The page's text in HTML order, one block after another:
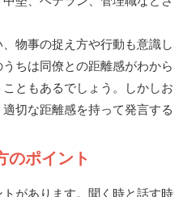
物事の捉え方や行動も意識し
ちは同僚との距離感がわから
ともあるでしょう。しかしお
切な距離感を持って発言する
のポイント
があります。聞く時と話す時